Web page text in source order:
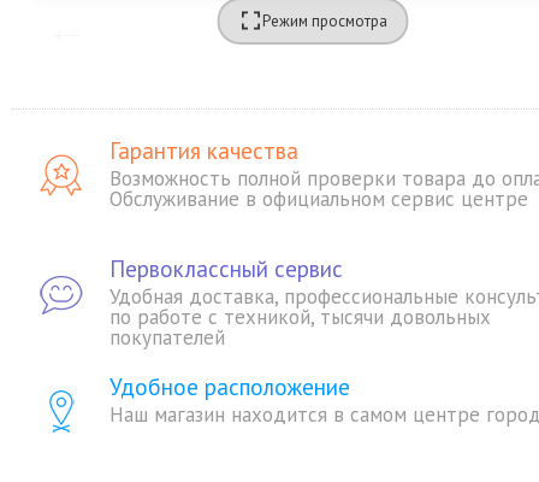
Режим просмотра
Гарантия качества
Возможность полной проверки товара до
Обслуживание в официальном сервис центре
Первоклассный сервис
Удобная доставка, профессиональные
по работе с техникой, тысячи довольных
покупателей
Удобное расположение
Наш магазин находится в самом центре